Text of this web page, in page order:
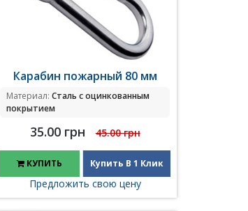
Карабин пожарный 80 мм
Материал:Сталь с оцинкованным
покрытием
35.00 грн 45.00 грн
КУПИТЬ Купить В 1 Клик
Предложить свою цену